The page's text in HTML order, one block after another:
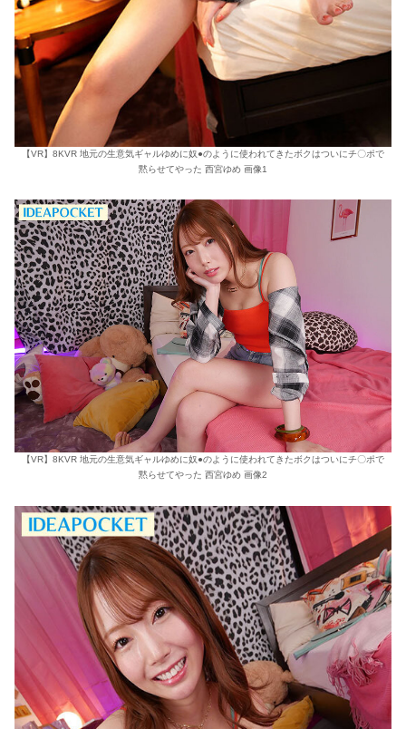
【VR】8KVR 地元の生意気ギャルゆめに奴●のように使われてきたボクはついにチ〇ポで
黙らせてやった 西宮ゆめ 画像1
【VR】8KVR 地元の生意気ギャルゆめに奴●のように使われてきたボクはついにチ〇ポで
黙らせてやった 西宮ゆめ 画像2